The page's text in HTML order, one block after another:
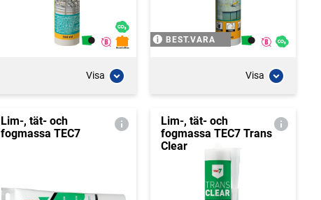
Visa
BEST.VARA
Visa
Lim-, tät- och
fogmassa TEC7
Lim-, tät- och
fogmassa TEC7 Trans
Clear